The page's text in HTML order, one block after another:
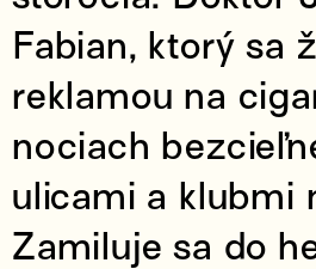
Fabian, ktorý sa
reklamou na
nociach
ulicami a klubmi
Zamiluje sa do